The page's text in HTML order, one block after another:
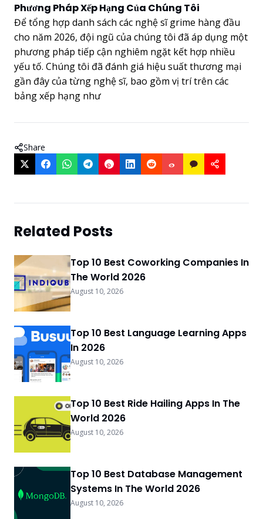
Phương Pháp Xếp Hạng Của Chúng Tôi
Để tổng hợp danh sách các nghệ sĩ grime hàng đầu
cho năm 2026, đội ngũ của chúng tôi đã áp dụng một
phương pháp tiếp cận nghiêm ngặt kết hợp nhiều
yếu tố. Chúng tôi đã đánh giá hiệu suất thương mại
gần đây của từng nghệ sĩ, bao gồm vị trí trên các
bảng xếp hạng như
Share
Related Posts
Top 10 Best Coworking Companies In
The World 2026
August 10, 2026
Top 10 Best Language Learning Apps
In 2026
August 10, 2026
Top 10 Best Ride Hailing Apps In The
World 2026
August 10, 2026
Top 10 Best Database Management
Systems In The World 2026
August 10, 2026